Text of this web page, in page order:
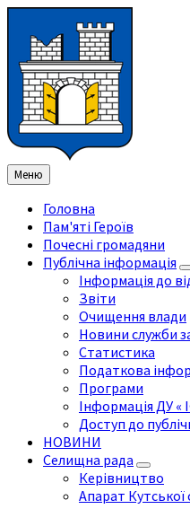
змісту
ліву
бічну
панель
праву
бічну
панель
нижнього
колонтитула
Меню
Головна
Пам'яті Героїв
Почесні громадяни
Публічна інформація
Інформація до
Звіти
Очищення влади
Новини служби
Статистика
Податкова
Програми
Інформація ДУ
Доступ до
НОВИНИ
Селищна рада
Керівництво
Апарат